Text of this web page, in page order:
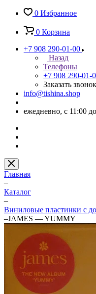
0 Избранное
0 Корзина
+7 908 290-01-00
Назад
Телефоны
+7 908 290-01-
Заказать звонок
info@tishina.shop
ежедневно, с 11:00
Главная
–
Каталог
–
Виниловые пластинки с
–JAMES — YUMMY